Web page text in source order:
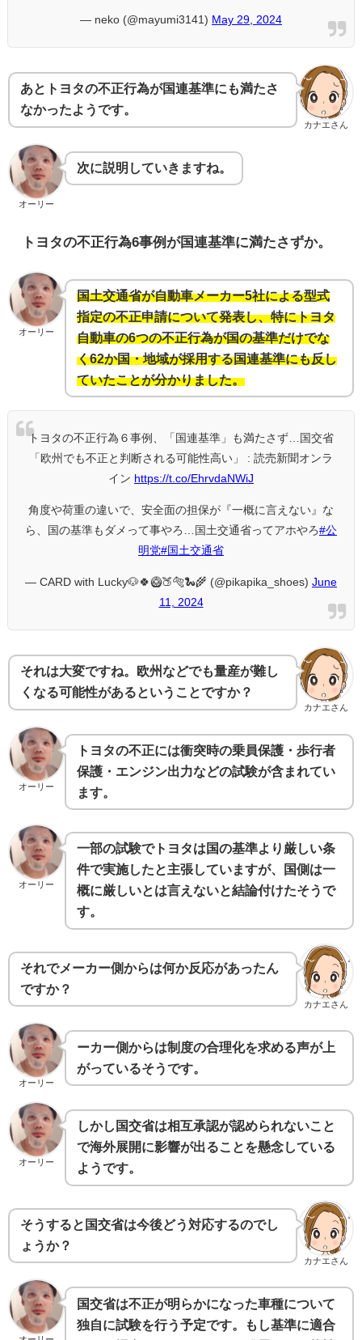
— neko (@mayumi3141) May 29, 2024
カナエさん
あとトヨタの不正行為が国連基準にも満たさ
なかったようです。
オーリー
次に説明していきますね。
トヨタの不正行為6事例が国連基準に満たさずか。
オーリー
国土交通省が自動車メーカー5社による型式
指定の不正申請について発表し、特にトヨタ
自動車の6つの不正行為が国の基準だけでな
く62か国・地域が採用する国連基準にも反し
ていたことが分かりました。
トヨタの不正行為６事例、「国連基準」も満たさず…国交省
「欧州でも不正と判断される可能性高い」 : 読売新聞オンラ
イン https://t.co/EhrvdaNWiJ
角度や荷重の違いで、安全面の担保が『一概に言えない』な
ら、国の基準もダメって事やろ…国土交通省ってアホやろ#公
明党#国土交通省
— CARD with Lucky🐶🍀🥝🍑🐅🐍🌾 (@pikapika_shoes) June
11, 2024
カナエさん
それは大変ですね。欧州などでも量産が難し
くなる可能性があるということですか？
オーリー
トヨタの不正には衝突時の乗員保護・歩行者
保護・エンジン出力などの試験が含まれてい
ます。
オーリー
一部の試験でトヨタは国の基準より厳しい条
件で実施したと主張していますが、国側は一
概に厳しいとは言えないと結論付けたそうで
す。
カナエさん
それでメーカー側からは何か反応があったん
ですか？
オーリー
ーカー側からは制度の合理化を求める声が上
がっているそうです。
オーリー
しかし国交省は相互承認が認められないこと
で海外展開に影響が出ることを懸念している
ようです。
カナエさん
そうすると国交省は今後どう対応するのでし
ょうか？
国交省は不正が明らかになった車種について
独自に試験を行う予定です。もし基準に適合